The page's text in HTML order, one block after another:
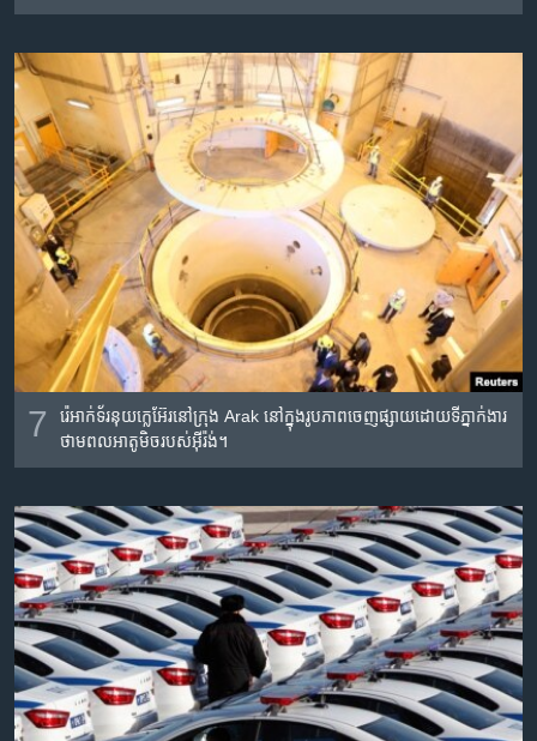
7
រ៉េអាក់ទ័រនុយក្លេអ៊ែរនៅក្រុង Arak នៅក្នុងរូបភាពចេញផ្សាយដោយទីភ្នាក់ងារ
ថាមពលអាតូមិចរបស់អ៊ីរ៉ង់។